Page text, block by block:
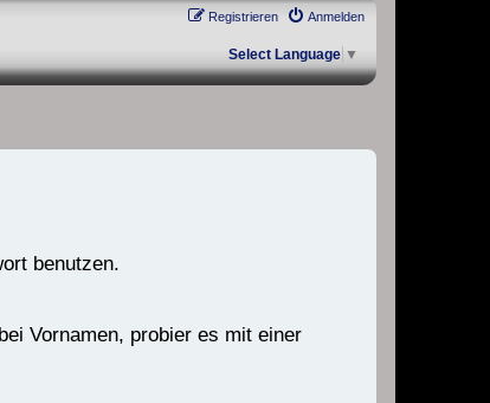
Anmelden
Registrieren
Select Language ▼
benutzen.
Vornamen, probier es mit einer